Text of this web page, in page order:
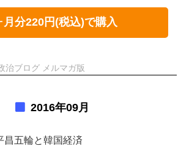
月分220円(税込)で購入
治ブログ メルマガ版
2016年09月
昌五輪と韓国経済